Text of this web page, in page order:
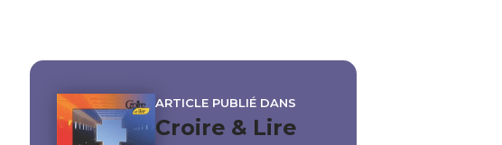
ARTICLE PUBLIÉ DANS
Croire & Lire